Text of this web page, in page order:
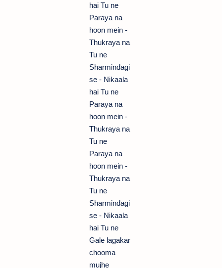
hai Tu ne
Paraya na
hoon mein -
Thukraya na
Tu ne
Sharmindagi
se - Nikaala
hai Tu ne
Paraya na
hoon mein -
Thukraya na
Tu ne
Paraya na
hoon mein -
Thukraya na
Tu ne
Sharmindagi
se - Nikaala
hai Tu ne
Gale lagakar
chooma
mujhe